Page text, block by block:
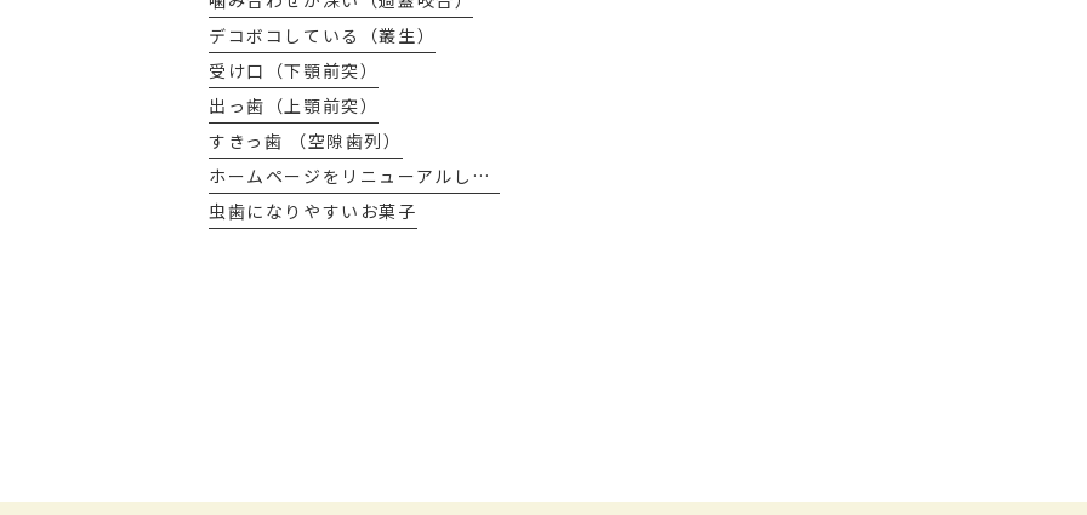
デコボコしている（叢生）
受け口（下顎前突）
出っ歯（上顎前突）
すきっ歯 （空隙歯列）
ホームページをリニューアルしました
虫歯になりやすいお菓子